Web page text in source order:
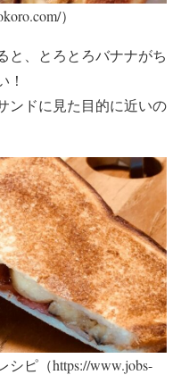
）
、 とろとろバナナがち
！
ンドに見た目的に近いの
ピ（https://www.jobs-